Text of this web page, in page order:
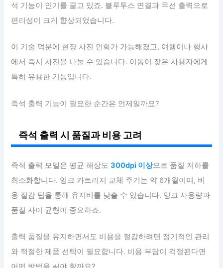
석 기능이 인기를 끌고 있죠. 블루투스 연결과 무선 출력으로
편리성이 크게 향상되었습니다.
이 기술 덕분에 현장 사진 인화가 가능해졌고, 여행이나 행사
에서 즉시 사진을 나눌 수 있습니다. 이동이 잦은 사용자에게
특히 유용한 기능입니다.
즉석 출력 기능이 필요한 순간은 언제일까요?
즉석 출력 시 품질과 비용 고려
즉석 출력 모델은 평균 해상도300dpi 이상으로 품질 저하를
최소화합니다. 잉크 카트리지 교체 주기는 약 6개월이며, 비
용 절감 팁을 통해 유지비를 낮출 수 있습니다. 잉크 사용량과
품질 사이 균형이 중요하죠.
출력 품질을 유지하면서도 비용을 절감하려면 정기적인 관리
와 적절한 제품 선택이 필요합니다. 비용 부담이 걱정된다면